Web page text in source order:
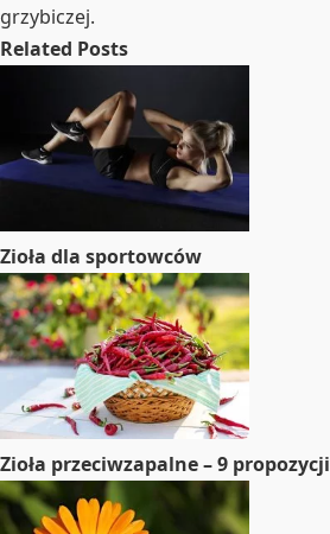
grzybiczej.
Related Posts
Zioła dla sportowców
Zioła przeciwzapalne – 9 propozycji